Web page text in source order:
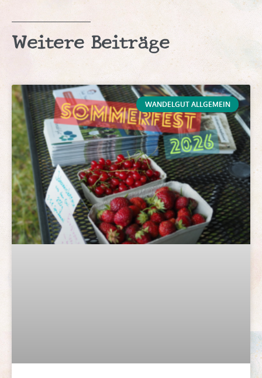
Weitere Beiträge
WANDELGUT ALLGEMEIN